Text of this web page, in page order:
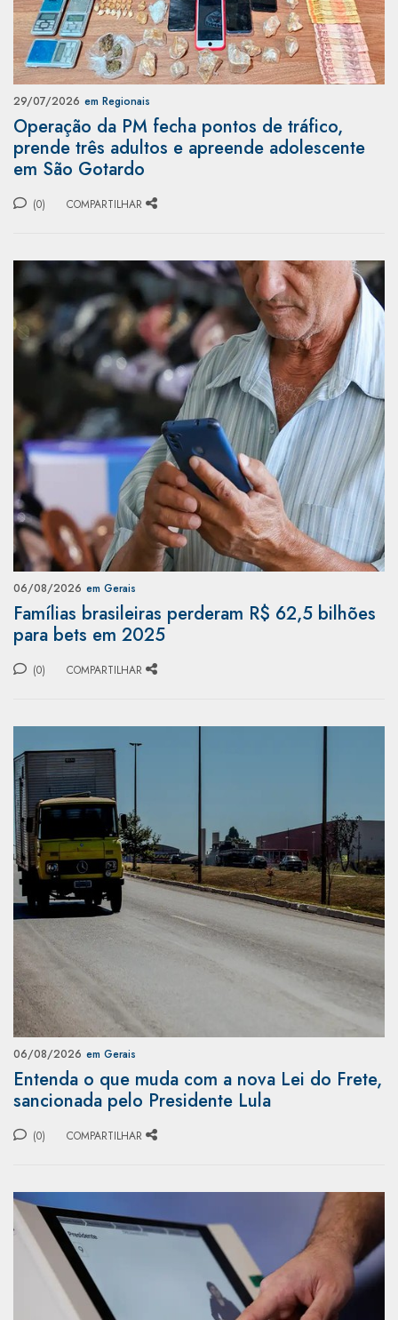
29/07/2026 em Regionais
Operação da PM fecha pontos de tráfico,
prende três adultos e apreende adolescente
em São Gotardo
(0) COMPARTILHAR
06/08/2026 em Gerais
Famílias brasileiras perderam R$ 62,5 bilhões
para bets em 2025
(0) COMPARTILHAR
06/08/2026 em Gerais
Entenda o que muda com a nova Lei do Frete,
sancionada pelo Presidente Lula
(0) COMPARTILHAR